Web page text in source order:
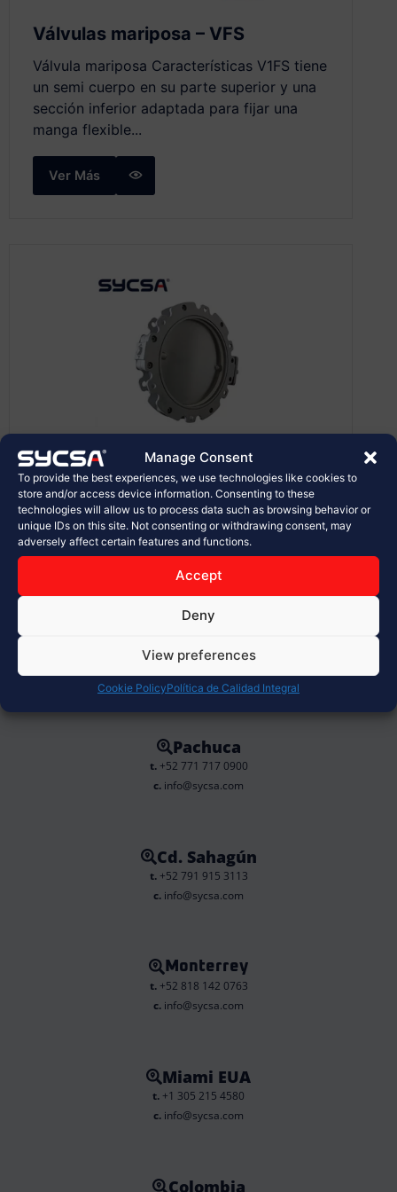
Manage Consent
To provide the best experiences, we use technologies like cookies to
store and/or access device information. Consenting to these
technologies will allow us to process data such as browsing behavior or
unique IDs on this site. Not consenting or withdrawing consent, may
adversely affect certain features and functions.
Accept
Deny
View preferences
Cookie PolicyPolítica de Calidad Integral
Válvulas mariposa – VFS
Válvula mariposa Características V1FS tiene
un semi cuerpo en su parte superior y una
sección inferior adaptada para fijar una
manga flexible...
Ver Más
Válvulas Mariposas tipo Fit-Frame
– VFP – VFPX
Las válvulas mariposas VFP/VFPX se
colocan a la salida de tolvas, silos, sinfines
u otros transportadores para interceptar el
transporte del...
Pachuca
t.+52 771 717 0900
c. info@sycsa.com
Cd. Sahagún
t.+52 791 915 3113
c. info@sycsa.com
Monterrey
t.+52 818 142 0763
c. info@sycsa.com
Miami EUA
t. +1 305 215 4580
c. info@sycsa.com
Colombia